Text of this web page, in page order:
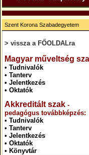
Szent Korona Szabadegyetem
> vissza a FŐOLDALra
Magyar műveltség
• Tudnivalók
• Tanterv
• Jelentkezés
• Oktatók
Akkreditált szak -
pedagógus továbbképzés:
• Tudnivalók
• Tanterv
• Jelentkezés
• Oktatók
• Könyvtár